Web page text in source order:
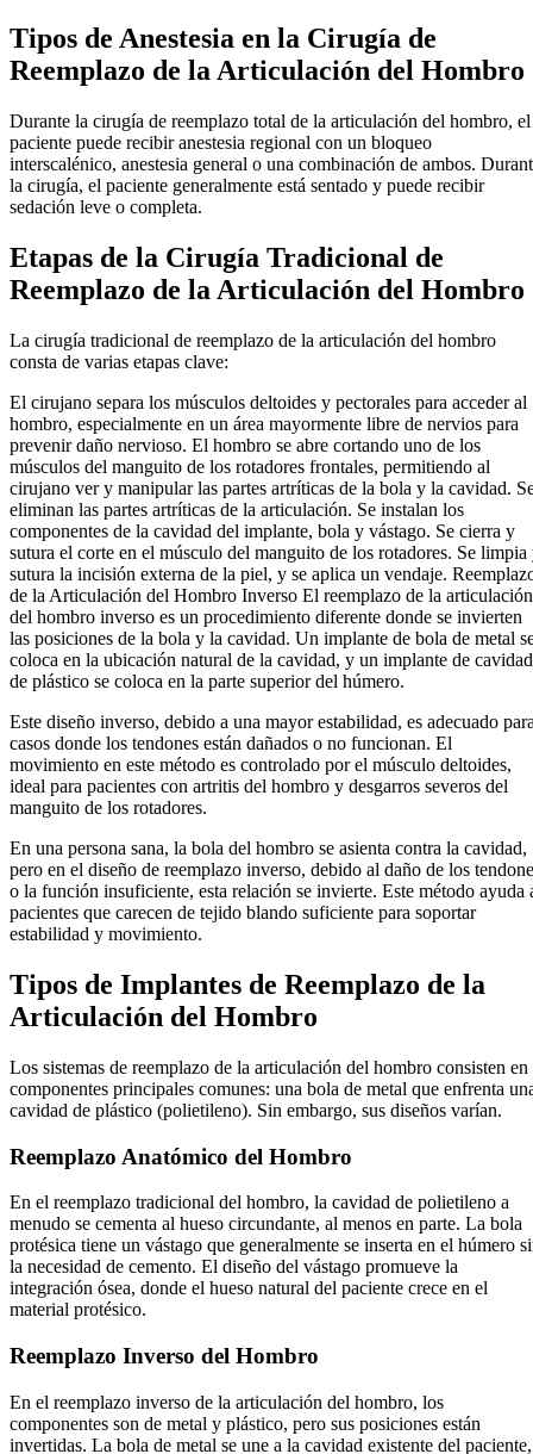
Tipos de Anestesia en la Cirugía de
Reemplazo de la Articulación del Hombro
Durante la cirugía de reemplazo total de la articulación del hombro, el
paciente puede recibir anestesia regional con un bloqueo
interscalénico, anestesia general o una combinación de ambos.
la cirugía, el paciente generalmente está sentado y puede recibir
sedación leve o completa.
Etapas de la Cirugía Tradicional de
Reemplazo de la Articulación del Hombro
La cirugía tradicional de reemplazo de la articulación del hombro
consta de varias etapas clave:
El cirujano separa los músculos deltoides y pectorales para acceder al
hombro, especialmente en un área mayormente libre de nervios para
prevenir daño nervioso. El hombro se abre cortando uno de los
músculos del manguito de los rotadores frontales, permitiendo al
cirujano ver y manipular las partes artríticas de la bola y la cavidad.
eliminan las partes artríticas de la articulación. Se instalan los
componentes de la cavidad del implante, bola y vástago. Se cierra y
sutura el corte en el músculo del manguito de los rotadores. Se limpia
sutura la incisión externa de la piel, y se aplica un vendaje.
de la Articulación del Hombro Inverso El reemplazo de la articulación
del hombro inverso es un procedimiento diferente donde se invierten
las posiciones de la bola y la cavidad. Un implante de bola de metal
coloca en la ubicación natural de la cavidad, y un implante de cavidad
de plástico se coloca en la parte superior del húmero.
Este diseño inverso, debido a una mayor estabilidad, es adecuado
casos donde los tendones están dañados o no funcionan. El
movimiento en este método es controlado por el músculo deltoides,
ideal para pacientes con artritis del hombro y desgarros severos del
manguito de los rotadores.
En una persona sana, la bola del hombro se asienta contra la cavidad,
pero en el diseño de reemplazo inverso, debido al daño de los
o la función insuficiente, esta relación se invierte. Este método ayuda
pacientes que carecen de tejido blando suficiente para soportar
estabilidad y movimiento.
Tipos de Implantes de Reemplazo de la
Articulación del Hombro
Los sistemas de reemplazo de la articulación del hombro consisten en
componentes principales comunes: una bola de metal que enfrenta
cavidad de plástico (polietileno). Sin embargo, sus diseños varían.
Reemplazo Anatómico del Hombro
En el reemplazo tradicional del hombro, la cavidad de polietileno a
menudo se cementa al hueso circundante, al menos en parte. La bola
protésica tiene un vástago que generalmente se inserta en el húmero
la necesidad de cemento. El diseño del vástago promueve la
integración ósea, donde el hueso natural del paciente crece en el
material protésico.
Reemplazo Inverso del Hombro
En el reemplazo inverso de la articulación del hombro, los
componentes son de metal y plástico, pero sus posiciones están
invertidas. La bola de metal se une a la cavidad existente del paciente,